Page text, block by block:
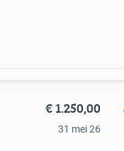
€ 1.250,00
31 mei 26